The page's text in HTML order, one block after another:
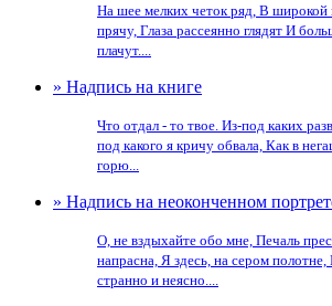
На шее мелких четок ряд, В широкой
прячу, Глаза рассеянно глядят И
плачут....
» Надпись на книге
Что отдал - то твое. Из-под каких
под какого я кричу обвала, Как в
горю...
» Надпись на неоконченном
О, не вздыхайте обо мне, Печаль
напрасна, Я здесь, на сером полотне,
странно и неясно....